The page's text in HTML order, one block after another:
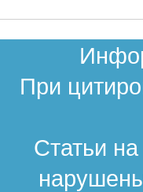
При
Статьи